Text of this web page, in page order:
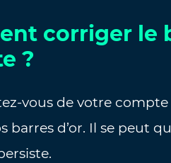
corriger le
?
vous de votre
barres d’or. Il se peut